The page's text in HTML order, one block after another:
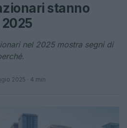
stanno
nel 2025 mostra segni di
2025 · 4 min